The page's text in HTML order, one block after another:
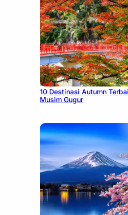
July 9, 2026
10 Destinasi Autumn
Musim Gugur